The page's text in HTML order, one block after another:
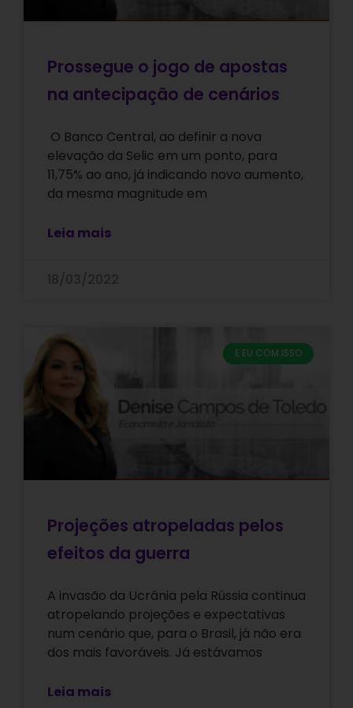
Prossegue o jogo de apostas
na antecipação de cenários
O Banco Central, ao definir a nova
elevação da Selic em um ponto, para
11,75% ao ano, já indicando novo aumento,
da mesma magnitude em
Leia mais
E EU COM ISSO
Projeções atropeladas pelos
efeitos da guerra
A invasão da Ucrânia pela Rússia continua
atropelando projeções e expectativas
num cenário que, para o Brasil, já não era
dos mais favoráveis. Já estávamos
Leia mais